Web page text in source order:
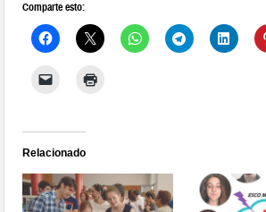
Comparte esto:
Relacionado